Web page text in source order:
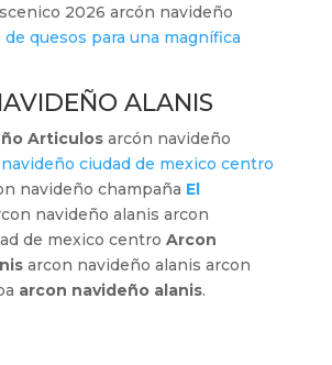
2026 arcón navideño
de quesos para una magnífica
ALANIS
Articulosarcón navideño
ciudad de mexico centro
navideño champaña El
navideño alanis arcon
de mexico centro Arcon
arcon navideño alanis arcon
arcon navideño alanis.